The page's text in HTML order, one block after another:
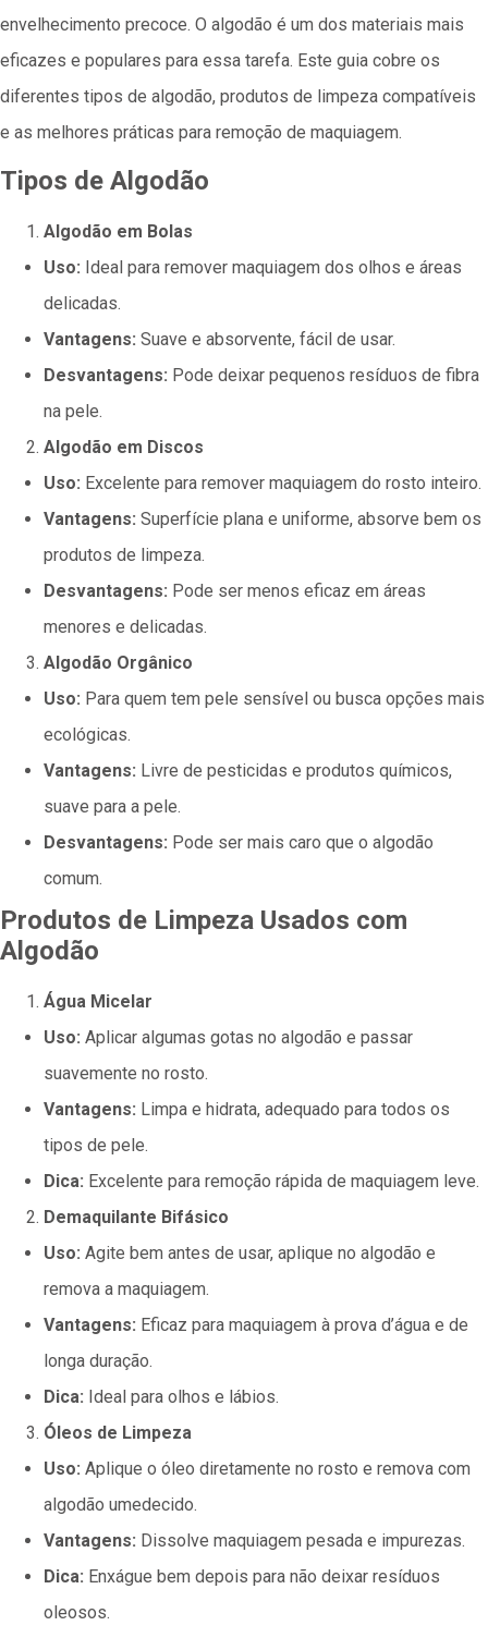
envelhecimento precoce. O algodão é um dos materiais mais
eficazes e populares para essa tarefa. Este guia cobre os
diferentes tipos de algodão, produtos de limpeza compatíveis
e as melhores práticas para remoção de maquiagem.
Tipos de Algodão
Algodão em Bolas
Uso: Ideal para remover maquiagem dos olhos e áreas
delicadas.
Vantagens: Suave e absorvente, fácil de usar.
Desvantagens: Pode deixar pequenos resíduos de fibra
na pele.
Algodão em Discos
Uso: Excelente para remover maquiagem do rosto inteiro.
Vantagens: Superfície plana e uniforme, absorve bem os
produtos de limpeza.
Desvantagens: Pode ser menos eficaz em áreas
menores e delicadas.
Algodão Orgânico
Uso: Para quem tem pele sensível ou busca opções mais
ecológicas.
Vantagens: Livre de pesticidas e produtos químicos,
suave para a pele.
Desvantagens: Pode ser mais caro que o algodão
comum.
Produtos de Limpeza Usados com
Algodão
Água Micelar
Uso: Aplicar algumas gotas no algodão e passar
suavemente no rosto.
Vantagens: Limpa e hidrata, adequado para todos os
tipos de pele.
Dica: Excelente para remoção rápida de maquiagem leve.
Demaquilante Bifásico
Uso: Agite bem antes de usar, aplique no algodão e
remova a maquiagem.
Vantagens: Eficaz para maquiagem à prova d’água e de
longa duração.
Dica: Ideal para olhos e lábios.
Óleos de Limpeza
Uso: Aplique o óleo diretamente no rosto e remova com
algodão umedecido.
Vantagens: Dissolve maquiagem pesada e impurezas.
Dica: Enxágue bem depois para não deixar resíduos
oleosos.